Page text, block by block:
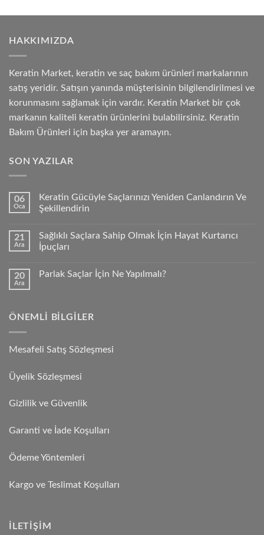
HAKKIMIZDA
Keratin Market, keratin ve saç bakım ürünleri markalarının
satış yeridir. Satışın yanında müşterisinin bilgilendirilmesi ve
korunmasını sağlamak için vardır. Keratin Market bir çok
markanın kaliteli keratin ürünlerini bulabilirsiniz. Keratin
Bakım Ürünleri için başka yer aramayın.
SON YAZILAR
06
Oca
Keratin Gücüyle Saçlarınızı Yeniden Canlandırın Ve
Şekillendirin
21
Ara
Sağlıklı Saçlara Sahip Olmak İçin Hayat Kurtarıcı
İpuçları
20
Ara
Parlak Saçlar İçin Ne Yapılmalı?
ÖNEMLI BILGILER
Mesafeli Satış Sözleşmesi
Üyelik Sözleşmesi
Gizlilik ve Güvenlik
Garanti ve İade Koşulları
Ödeme Yöntemleri
Kargo ve Teslimat Koşulları
İLETIŞIM